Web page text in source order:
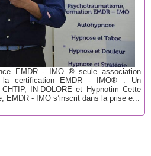
EMDR - IMO ® seule association
la certification EMDR - IMO® . Un
IN-DOLORE et Hypnotim Cette
EMDR - IMO s’inscrit dans la prise e...